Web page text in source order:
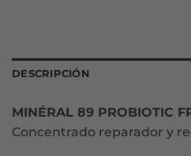
DESCRIPCIÓN
MINÉRAL 89 PROBIOTIC
Concentrado reparador y